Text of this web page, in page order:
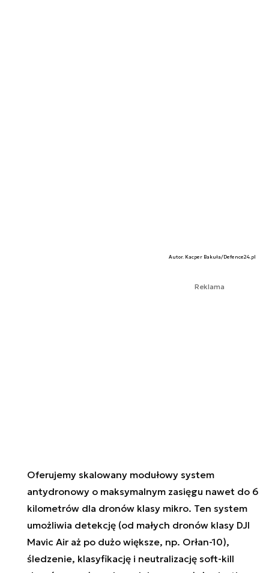
Autor. Kacper Bakuła/Defence24.pl
Reklama
Oferujemy skalowany modułowy system
antydronowy o maksymalnym zasięgu nawet do 6
kilometrów dla dronów klasy mikro. Ten system
umożliwia detekcję (od małych dronów klasy DJI
Mavic Air aż po dużo większe, np. Orłan-10),
śledzenie, klasyfikację i neutralizację soft-kill